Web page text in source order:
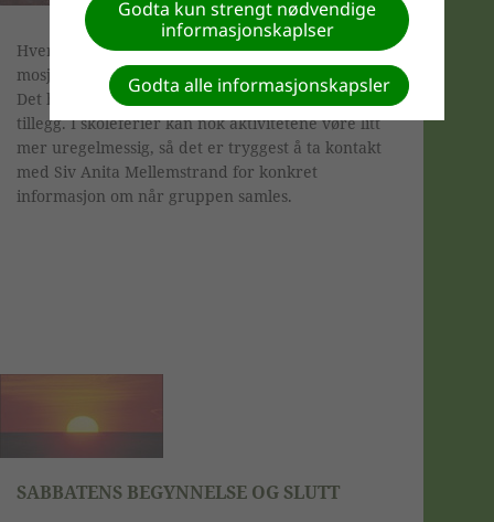
Hver tirsdag kl 19.00 samles en gruppe
mosjonister i gymnastikksalen på Rosendal skole.
Det hender også at de samles på andre dager i
tillegg. I skoleferier kan nok aktivitetene vøre litt
mer uregelmessig, så det er tryggest å ta kontakt
med Siv Anita Mellemstrand for konkret
informasjon om når gruppen samles.
SABBATENS BEGYNNELSE OG SLUTT
Godta kun strengt nødvendige
informasjonskaplser
Godta alle informasjonskapsler